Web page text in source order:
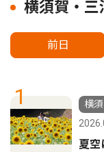
横須賀・三
前日
1
横
夏